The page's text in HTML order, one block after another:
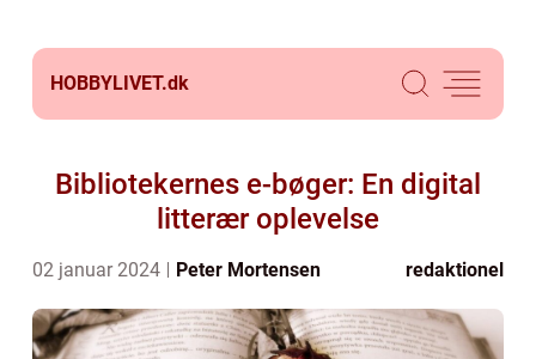
HOBBYLIVET.dk
Bibliotekernes e-bøger: En digital
litterær oplevelse
02 januar 2024 Peter Mortensen redaktionel